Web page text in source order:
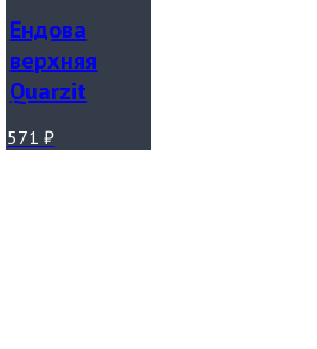
Ендова
верхняя
Quarzit
571₽